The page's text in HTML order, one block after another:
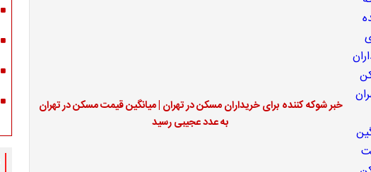
خبر شوکه کننده برای خریداران مسکن در تهران | میانگین قیمت مسکن در تهران
به عدد عجیبی رسید